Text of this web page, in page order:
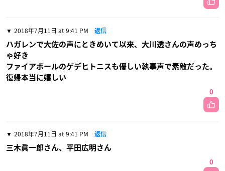
2018年7月11日 at 9:41 PM 返信
ハガレンで大佐の声にときめいて以来、大川透さんの声めっち
ゃ好き
ファイアボールのゲデヒトニスも優しい執事声で素敵だった。
復帰本当に嬉しい
0
2018年7月11日 at 9:41 PM 返信
三木眞一郎さん、平田広明さん
0